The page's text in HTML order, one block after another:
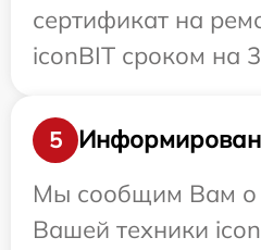
сертификат на
iconBIT сроком на
5
Мы сообщим Вам о
Вашей техники